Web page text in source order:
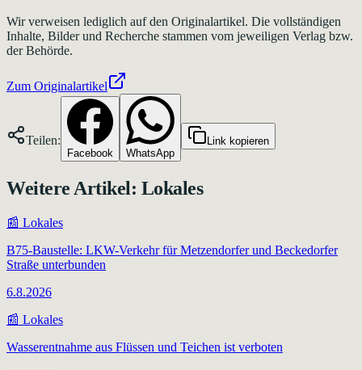
Wir verweisen lediglich auf den Originalartikel. Die vollständigen
Inhalte, Bilder und Recherche stammen vom jeweiligen Verlag bzw.
der Behörde.
Zum Originalartikel
Teilen:
Facebook WhatsApp
Link kopieren
Weitere Artikel: Lokales
📰 Lokales
B75-Baustelle: LKW-Verkehr für Metzendorfer und Beckedorfer
Straße unterbunden
6.8.2026
📰 Lokales
Wasserentnahme aus Flüssen und Teichen ist verboten